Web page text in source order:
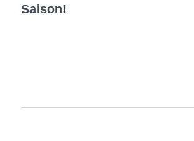
Saison!